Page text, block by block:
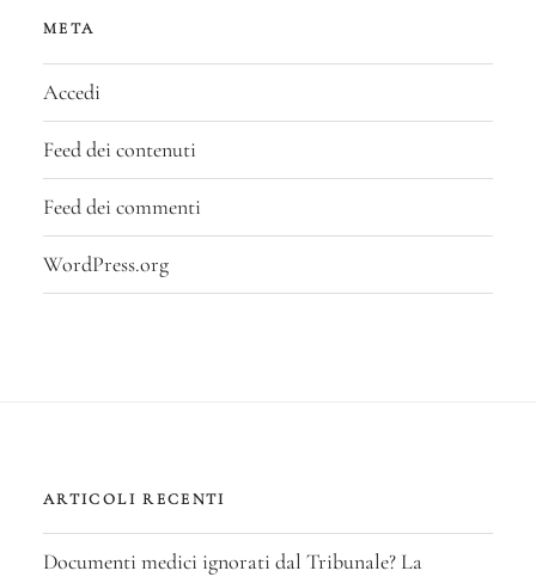
META
Accedi
Feed dei contenuti
Feed dei commenti
WordPress.org
ARTICOLI RECENTI
Documenti medici ignorati dal Tribunale? La